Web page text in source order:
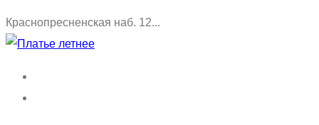
Краснопресненская наб. 12...